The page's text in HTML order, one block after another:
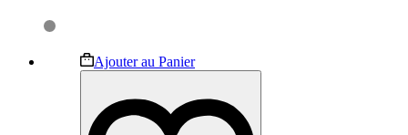
Ajouter au PanierCe
produit
plusieurs
variations.